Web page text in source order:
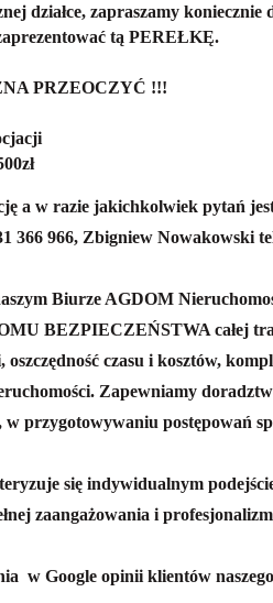
działce, zapraszamy
tą PEREŁKĘ.
PRZEOCZYĆ !!!
a w razie jakichkolwiek pytań
366 966, Zbigniew Nowakowski
Biurze AGDOM
BEZPIECZEŃSTWA całej
czasu i kosztów,
Zapewniamy
w przygotowywaniu postępowań
się indywidualnym
zaangażowania i
w Google opinii klientów